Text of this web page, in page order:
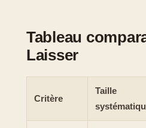
Tableau
Laisser
Critère
Taille